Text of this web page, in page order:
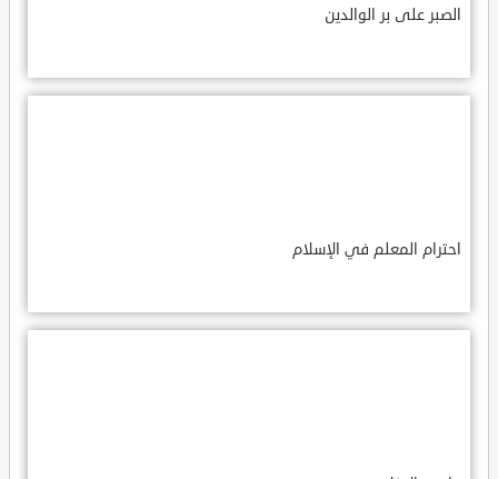
الصبر على بر الوالدين
احترام المعلم في الإسلام